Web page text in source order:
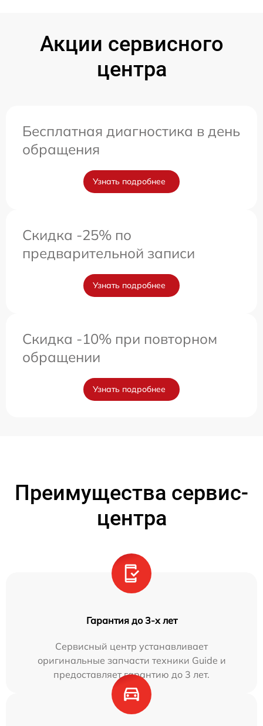
Акции сервисного
центра
Бесплатная диагностика в день
обращения
Узнать подробнее
Скидка -25% по
предварительной записи
Узнать подробнее
Скидка -10% при повторном
обращении
Узнать подробнее
Преимущества сервис-
центра
Гарантия до 3-х лет
Сервисный центр устанавливает
оригинальные запчасти техники Guide и
предоставляет гарантию до 3 лет.